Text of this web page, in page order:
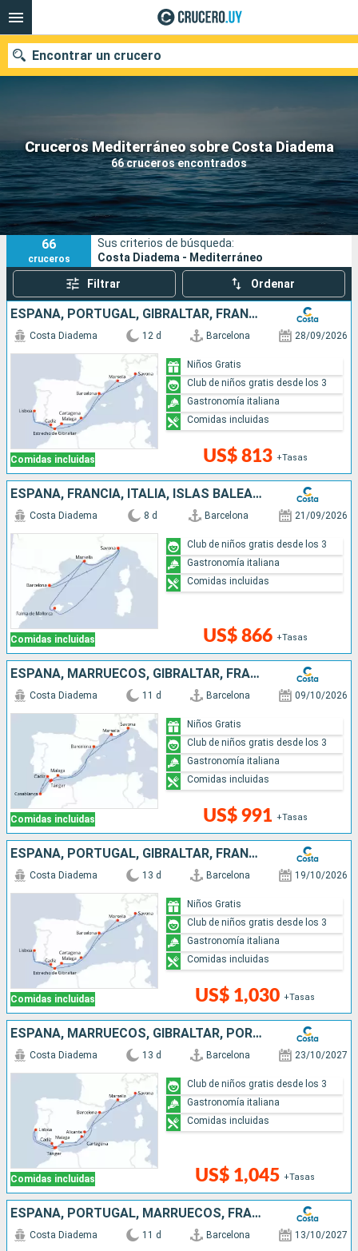
Cruceros Mediterráneo sobre Costa Diadema
66 cruceros encontrados
Encontrar un crucero
Nuestros destinos
Fecha de salida
Puertos Compañías
Buscar
66
cruceros
Sus criterios de búsqueda:
Costa Diadema - Mediterráneo
Filtrar Ordenar
ESPAÑA, PORTUGAL, GIBRALTAR, FRANCIA, ITALIA
Comidas incluidas
Costa Diadema 12 d Barcelona 28/09/2026
US$ 813 +Tasas
Niños Gratis
Club de niños gratis desde los 3
Gastronomía italiana
Comidas incluidas
ESPAÑA, FRANCIA, ITALIA, ISLAS BALEARES
Comidas incluidas
Costa Diadema 8 d Barcelona 21/09/2026
US$ 866 +Tasas
Club de niños gratis desde los 3
Gastronomía italiana
Comidas incluidas
ESPAÑA, MARRUECOS, GIBRALTAR, FRANCIA, ITALIA
Comidas incluidas
Costa Diadema 11 d Barcelona 09/10/2026
US$ 991 +Tasas
Niños Gratis
Club de niños gratis desde los 3
Gastronomía italiana
Comidas incluidas
ESPAÑA, PORTUGAL, GIBRALTAR, FRANCIA, ITALIA
Comidas incluidas
Costa Diadema 13 d Barcelona 19/10/2026
US$ 1,030 +Tasas
Niños Gratis
Club de niños gratis desde los 3
Gastronomía italiana
Comidas incluidas
ESPAÑA, MARRUECOS, GIBRALTAR, PORTUGAL, FRANCIA, ITALIA
Comidas incluidas
Costa Diadema 13 d Barcelona 23/10/2027
US$ 1,045 +Tasas
Club de niños gratis desde los 3
Gastronomía italiana
Comidas incluidas
ESPAÑA, PORTUGAL, MARRUECOS, FRANCIA, ITALIA
Costa Diadema 11 d Barcelona 13/10/2027